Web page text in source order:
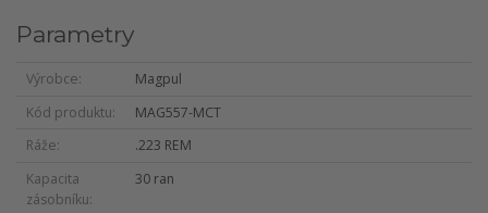
Parametry
Výrobce
Magpul
Kód produktu
MAG557-MCT
Ráže
.223 REM
Kapacita
zásobníku
30 ran